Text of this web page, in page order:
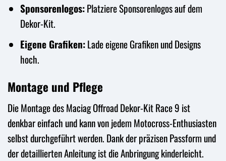
Sponsorenlogos:Platziere Sponsorenlogos auf dem
Dekor-Kit.
Eigene Grafiken:Lade eigene Grafiken und Designs
hoch.
Montage und Pflege
Die Montage des Maciag Offroad Dekor-Kit Race 9 ist
denkbar einfach und kann von jedem Motocross-Enthusiasten
selbst durchgeführt werden. Dank der präzisen Passform und
der detaillierten Anleitung ist die Anbringung kinderleicht.